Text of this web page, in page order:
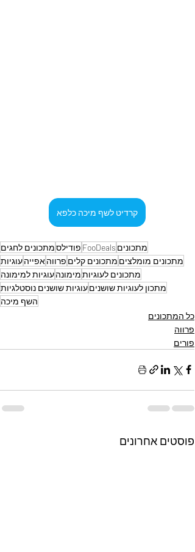
קרדיט לשף מיכה כלפא
מתכונים FooDeals פודילסמתכונים לחגים
מתכונים מומלצים מתכונים קלים פרווהאפייהעוגיות
מתכונים לעוגיותמימונהעוגיות למימונה
מתכון לעוגיות שושניםעוגיות שושנים נוסטלגיות
השף מיכה
כל המתכונים
פרווה
פורים
פוסטים אחרונים